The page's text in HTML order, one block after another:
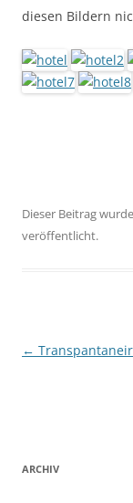
diesen Bildern
Dieser Beitrag
veröffentlicht.
←
ARCHIV